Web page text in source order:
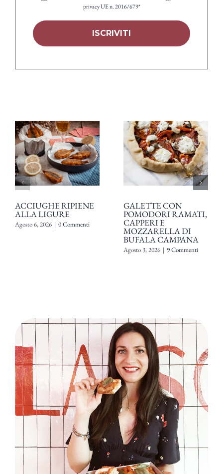
privacy UE n. 2016/679*
ACCIUGHE RIPIENE
ALLA LIGURE
Agosto 6, 2026 | 0 Commenti
GALETTE CON
POMODORI RAMATI,
CAPPERI E
MOZZARELLA DI
BUFALA CAMPANA
Agosto 3, 2026 | 9 Commenti